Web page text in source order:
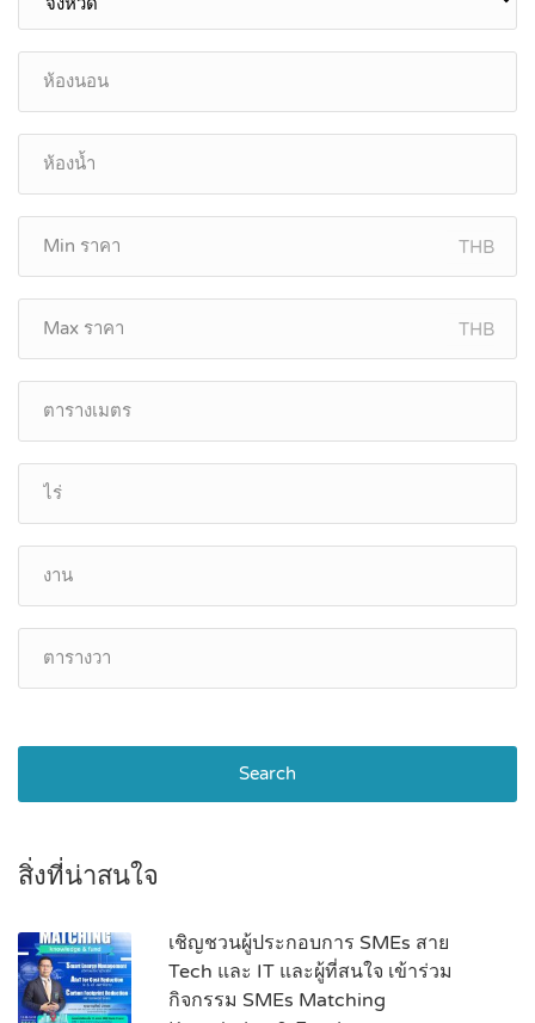
THB
THB
Search
สิ่งที่น่าสนใจ
เชิญชวนผู้ประกอบการ SMEs สาย
Tech และ IT และผู้ที่สนใจ เข้าร่วม
กิจกรรม SMEs Matching